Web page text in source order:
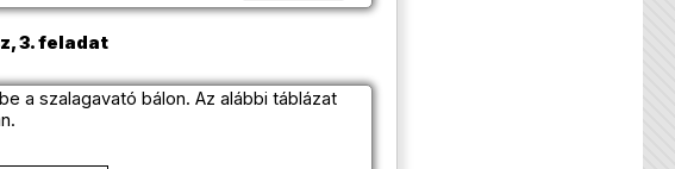
3. feladat
a szalagavató bálon. Az alábbi táblázat